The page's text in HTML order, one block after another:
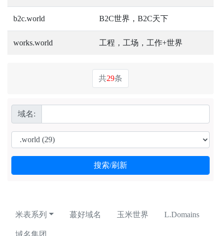
b2c.world B2C世界，B2C天下
works.world 工程，工场，工作+世界
共29条
域名:
米表系列 蕞好域名 玉米世界 L.Domains
域名集团